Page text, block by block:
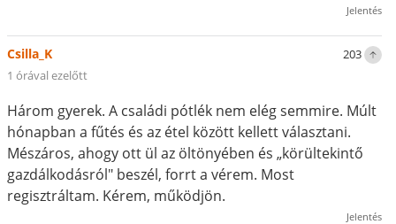
Jelentés
203
Csilla_K
1 órával ezelőtt
Három gyerek. A családi pótlék nem elég semmire. Múlt
hónapban a fűtés és az étel között kellett választani.
Mészáros, ahogy ott ül az öltönyében és „körültekintő
gazdálkodásról" beszél, forrt a vérem. Most
regisztráltam. Kérem, működjön.
Jelentés